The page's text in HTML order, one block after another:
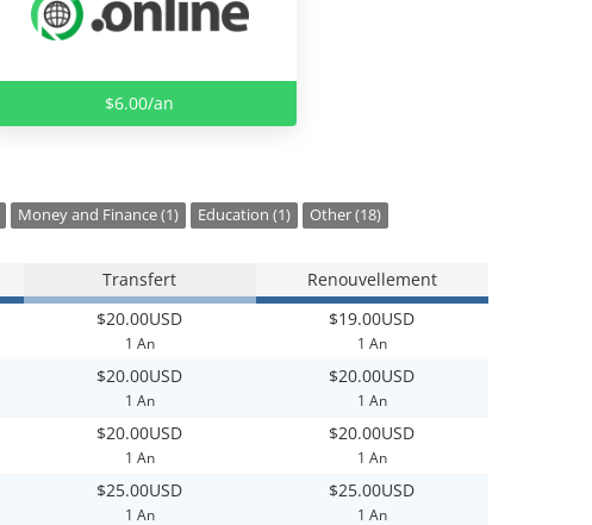
$6.00/an
Money and Finance (1) Education (1) Other (18)
Transfert Renouvellement
$20.00USD
1 An
$19.00USD
1 An
$20.00USD
1 An
$20.00USD
1 An
$20.00USD
1 An
$20.00USD
1 An
$25.00USD
1 An
$25.00USD
1 An